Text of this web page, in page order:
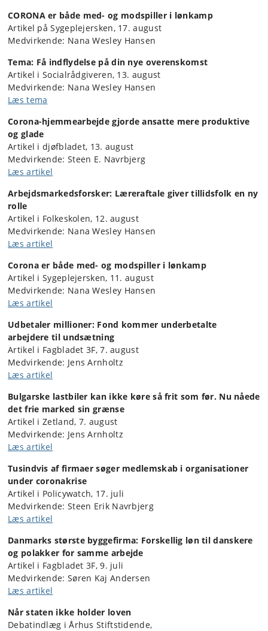
CORONA er både med- og modspiller i lønkamp
Artikel på Sygeplejersken, 17. august
Medvirkende: Nana Wesley Hansen
Tema: Få indflydelse på din nye overenskomst
Artikel i Socialrådgiveren, 13. august
Medvirkende: Nana Wesley Hansen
Læs tema
Corona-hjemmearbejde gjorde ansatte mere produktive
og glade
Artikel i djøfbladet, 13. august
Medvirkende: Steen E. Navrbjerg
Læs artikel
Arbejdsmarkedsforsker: Læreraftale giver tillidsfolk en ny
rolle
Artikel i Folkeskolen, 12. august
Medvirkende: Nana Wesley Hansen
Læs artikel
Corona er både med- og modspiller i lønkamp
Artikel i Sygeplejersken, 11. august
Medvirkende: Nana Wesley Hansen
Læs artikel
Udbetaler millioner: Fond kommer underbetalte
arbejdere til undsætning
Artikel i Fagbladet 3F, 7. august
Medvirkende: Jens Arnholtz
Læs artikel
Bulgarske lastbiler kan ikke køre så frit som før. Nu nåede
det frie marked sin grænse
Artikel i Zetland, 7. august
Medvirkende: Jens Arnholtz
Læs artikel
Tusindvis af firmaer søger medlemskab i organisationer
under coronakrise
Artikel i Policywatch, 17. juli
Medvirkende: Steen Erik Navrbjerg
Læs artikel
Danmarks største byggefirma: Forskellig løn til danskere
og polakker for samme arbejde
Artikel i Fagbladet 3F, 9. juli
Medvirkende: Søren Kaj Andersen
Læs artikel
Når staten ikke holder loven
Debatindlæg i Århus Stiftstidende,